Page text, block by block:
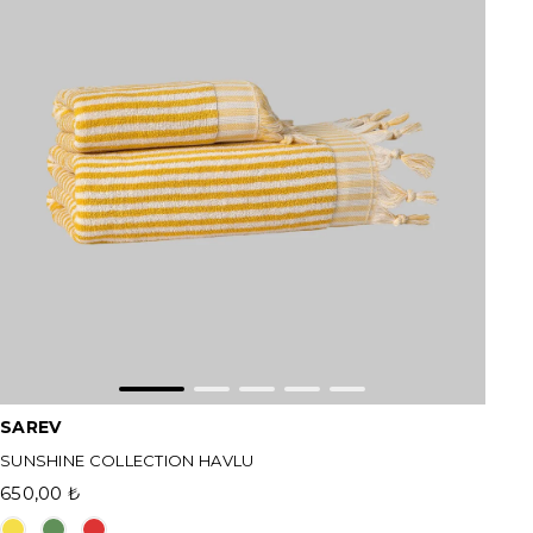
SAREV
SUNSHINE COLLECTION HAVLU
650,00 ₺